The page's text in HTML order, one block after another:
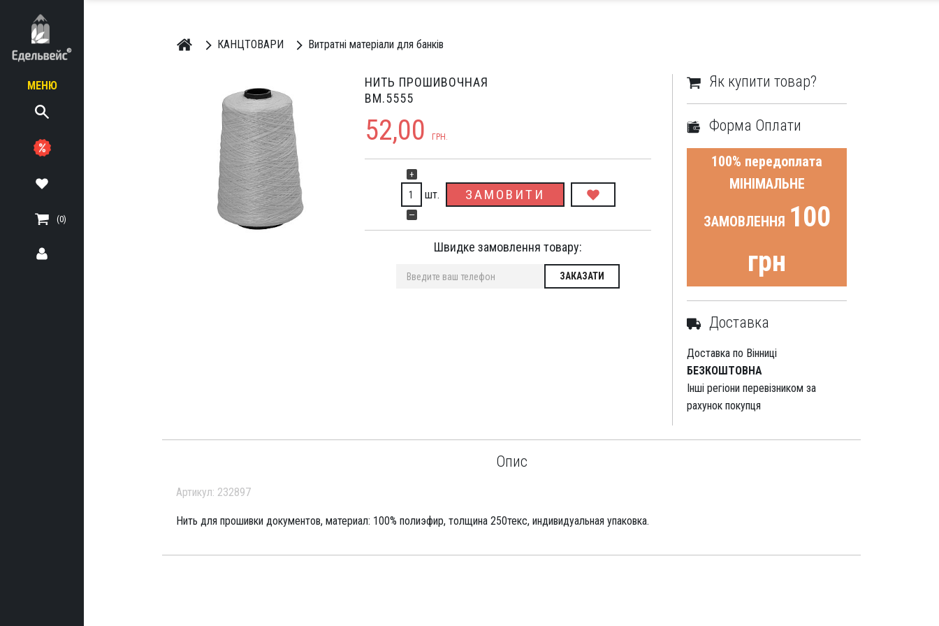
МЕНЮ
(0)
КАНЦТОВАРИ Витратні матеріали для банків
Як купити товар?
Форма Оплати
100% передоплата
МІНІМАЛЬНЕ
ЗАМОВЛЕННЯ 100
грн
Доставка
Доставка по Вінниці
БЕЗКОШТОВНА
Інші регіони перевізником за
рахунок покупця
НИТЬ ПРОШИВОЧНАЯ
BM.5555
52,00 ГРН.
+
шт.
—
ЗАМОВИТИ
Швидке замовлення товару:
Опис
Артикул: 232897
Нить для прошивки документов, материал: 100% полиэфир, толщина 250текс, индивидуальная упаковка.